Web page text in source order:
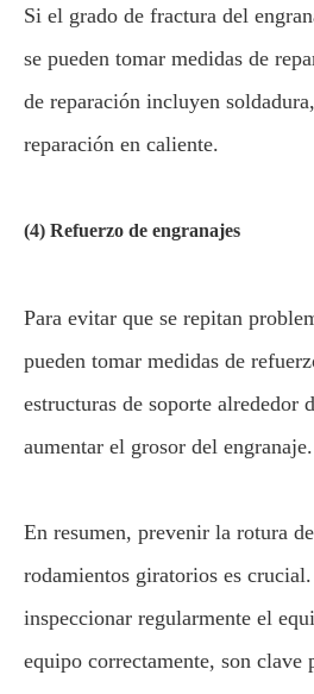
Si el grado de fractura del
se pueden tomar medidas de
de reparación incluyen
reparación en caliente.
(4) Refuerzo de engranajes
Para evitar que se repitan
pueden tomar medidas de
estructuras de soporte alrededor
aumentar el grosor del engranaje.
En resumen, prevenir la rotura
rodamientos giratorios es
inspeccionar regularmente el
equipo correctamente, son clave